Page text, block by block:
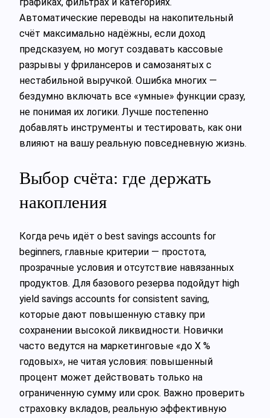
Автоматические переводы на накопительный
счёт максимально надёжны, если доход
предсказуем, но могут создавать кассовые
разрывы у фрилансеров и самозанятых с
нестабильной выручкой. Ошибка многих —
бездумно включать все «умные» функции сразу,
не понимая их логики. Лучше постепенно
добавлять инструменты и тестировать, как они
влияют на вашу реальную повседневную жизнь.
Выбор счёта: где держать
накопления
Когда речь идёт о best savings accounts for
beginners, главные критерии — простота,
прозрачные условия и отсутствие навязанных
продуктов. Для базового резерва подойдут high
yield savings accounts for consistent saving,
которые дают повышенную ставку при
сохранении высокой ликвидности. Новички
часто ведутся на маркетинговые «до X %
годовых», не читая условия: повышенный
процент может действовать только на
ограниченную сумму или срок. Важно проверить
страховку вкладов, реальную эффективную